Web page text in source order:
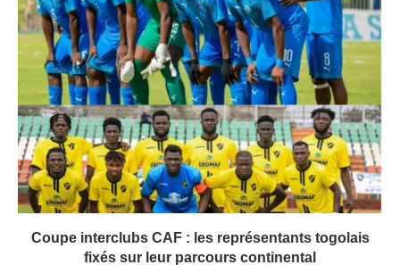
Coupe interclubs CAF : les représentants togolais
fixés sur leur parcours continental